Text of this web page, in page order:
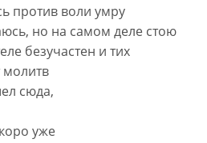
против воли умру
но на самом деле стою
безучастен и тих
сюда,
уже